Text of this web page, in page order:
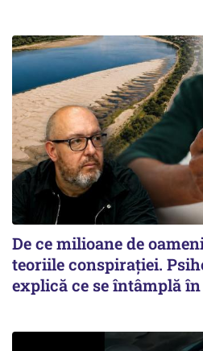
De ce milioane de
teoriile conspirației.
explică ce se întâmplă